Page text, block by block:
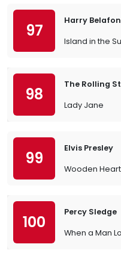
97
Harry
Island in the
98
The Rolling
Lady Jane
99
Elvis Presley
Wooden Heart
100
Percy Sledge
When a Man